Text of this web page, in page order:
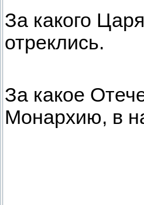
За какого
отреклись.
За какое
Монархию, в